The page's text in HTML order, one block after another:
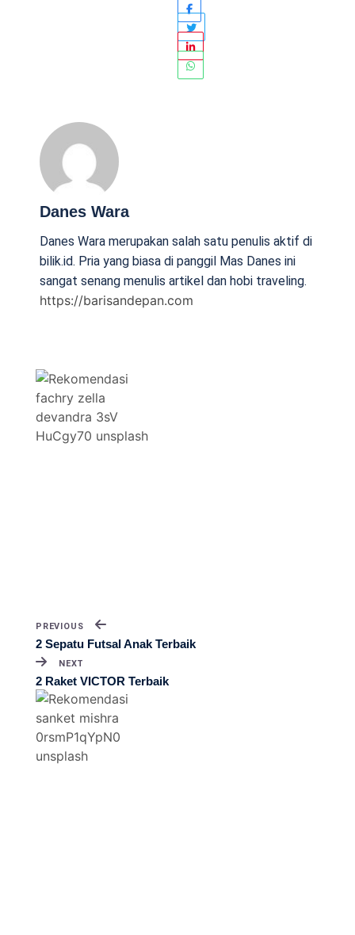
Danes Wara
Danes Wara merupakan salah satu penulis aktif di
bilik.id. Pria yang biasa di panggil Mas Danes ini
sangat senang menulis artikel dan hobi traveling.
https://barisandepan.com
PREVIOUS
2 Sepatu Futsal Anak Terbaik
NEXT
2 Raket VICTOR Terbaik